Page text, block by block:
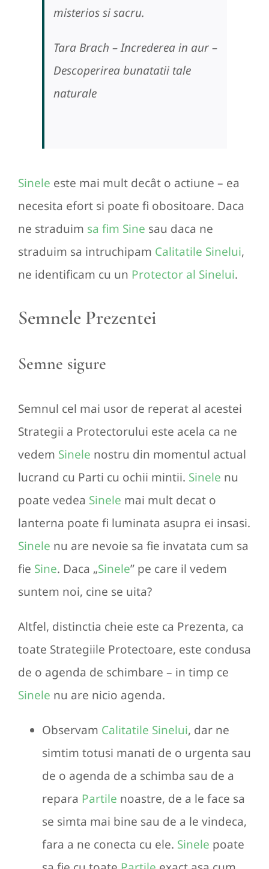
misterios si sacru.
Tara Brach – Increderea in aur –
Descoperirea bunatatii tale
naturale
Sinele este mai mult decât o actiune – ea
necesita efort si poate fi obositoare. Daca
ne straduim sa fim Sine sau daca ne
straduim sa intruchipam Calitatile Sinelui,
ne identificam cu un Protector al Sinelui.
Semnele Prezentei
Semne sigure
Semnul cel mai usor de reperat al acestei
Strategii a Protectorului este acela ca ne
vedem Sinele nostru din momentul actual
lucrand cu Parti cu ochii mintii. Sinele nu
poate vedea Sinele mai mult decat o
lanterna poate fi luminata asupra ei insasi.
Sinele nu are nevoie sa fie invatata cum sa
fie Sine. Daca „Sinele” pe care il vedem
suntem noi, cine se uita?
Altfel, distinctia cheie este ca Prezenta, ca
toate Strategiile Protectoare, este condusa
de o agenda de schimbare – in timp ce
Sinele nu are nicio agenda.
Observam Calitatile Sinelui, dar ne
simtim totusi manati de o urgenta sau
de o agenda de a schimba sau de a
repara Partile noastre, de a le face sa
se simta mai bine sau de a le vindeca,
fara a ne conecta cu ele. Sinele poate